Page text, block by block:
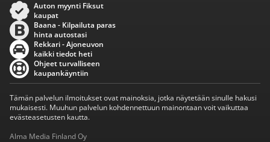
Auton myynti Fiksut
kaupat
Baana - Kilpailuta paras
hinta autostasi
Rekkari - Ajoneuvon
kaikki tiedot heti
Ohjeet turvalliseen
kaupankäyntiin
Tämän palvelun ilmoitukset ovat mainoksia, jotka näytetään sinulle hakusi
mukaisesti. Muuhun palvelun kohdennettuun mainontaan voit vaikuttaa
evästeasetusten kautta.
Alma Media Finland Oy